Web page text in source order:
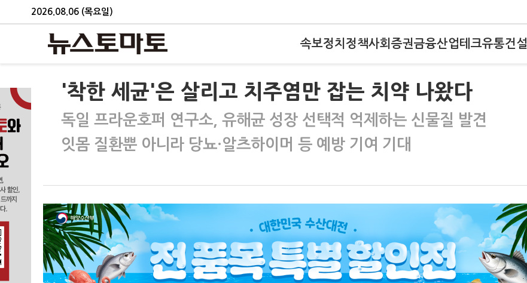
2026.08.06 (목요일)
속보정치 정책사회 증권금융산업테크유통건설
'착한 세균'은 살리고 치주염만 잡는 치약 나왔다
독일 프라운호퍼 연구소, 유해균 성장 선택적 억제하는 신물질 발견
잇몸 질환뿐 아니라 당뇨·알츠하이머 등 예방 기여 기대